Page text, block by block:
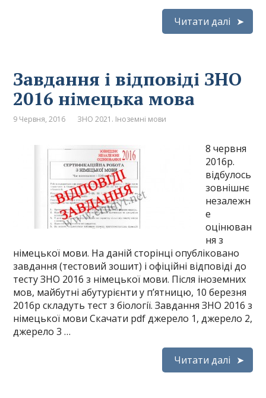
Читати далі
Завдання і відповіді ЗНО
2016 німецька мова
9 Червня, 2016 ЗНО 2021. Іноземні мови
8 червня
2016р.
відбулось
зовнішнє
незалежн
е
оцінюван
ня з
німецької мови. На даній сторінці опубліковано
завдання (тестовий зошит) і офіційні відповіді до
тесту ЗНО 2016 з німецької мови. Після іноземних
мов, майбутні абутурієнти у п’ятницю, 10 березня
2016р складуть тест з біології. Завдання ЗНО 2016 з
німецької мови Скачати pdf джерело 1, джерело 2,
джерело 3 …
Читати далі